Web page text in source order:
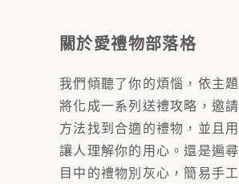
關於愛禮物部落格
我們傾聽了你的煩惱，依主
將化成一系列送禮攻略，邀
方法找到合適的禮物，並且
讓人理解你的用心。還是遍
目中的禮物別灰心，簡易手